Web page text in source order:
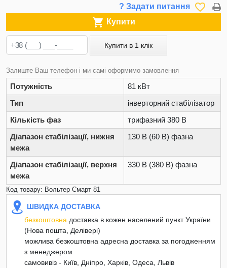
? Задати питання favorite_border
 Купити
Купити в 1 клік
Залиште Ваш телефон і ми самі оформимо замовлення
Потужність
81 кВт
Тип
інверторний стабілізатор
Кількість фаз
трифазний 380 В
Діапазон стабілізації, нижня
межа
130 В (60 В) фазна
Діапазон стабілізації, верхня
межа
330 В (380 В) фазна
Код товару: Вольтер Смарт 81
ШВИДКА ДОСТАВКА
безкоштовна доставка в кожен населений пункт України
(Нова пошта, Делівері)
можлива безкоштовна адресна доставка за погодженням
з менеджером
самовивіз - Київ, Дніпро, Харків, Одеса, Львів